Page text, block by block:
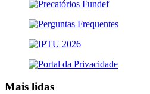
Mais lidas